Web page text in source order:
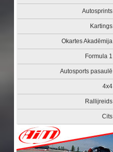
Autosprints
Kartings
Okartes Akadēmija
Formula 1
Autosports pasaulē
4x4
Rallijreids
Cits